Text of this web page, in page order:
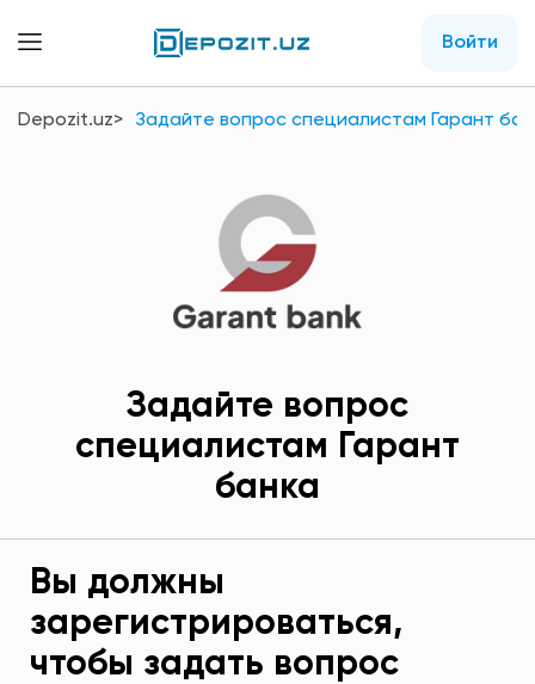
Войти
Depozit.uz Задайте вопрос специалистам Гарант
Задайте вопрос
специалистам Гарант
банка
Вы должны
зарегистрироваться,
чтобы задать вопрос